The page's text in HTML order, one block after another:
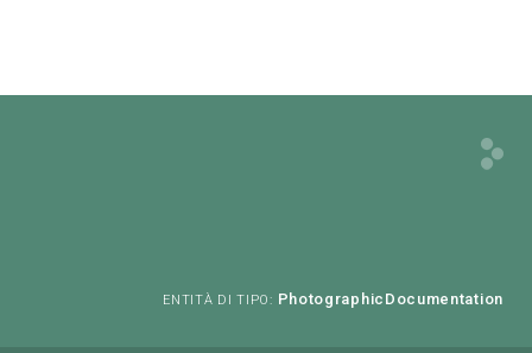
ENTITÀ DI TIPO: PhotographicDocumentation